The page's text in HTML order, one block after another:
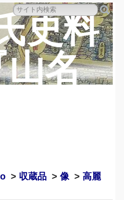
史料
名
> 収蔵品 >像>高麗